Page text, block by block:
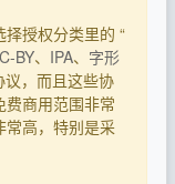
授权分类里的 “
BY、 IPA、 字形
议，而且这些协
商用范围非常
常高，特别是采